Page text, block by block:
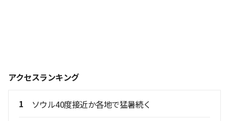
アクセスランキング
1 ソウル40度接近か各地で猛暑続く